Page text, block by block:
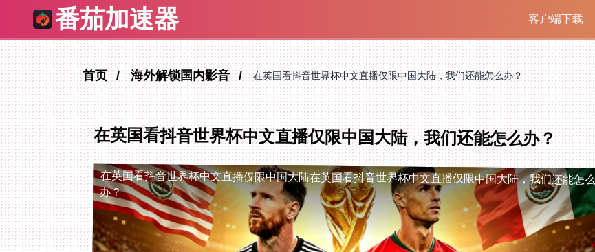
番茄加速器 客户端下载
首页 海外解锁国内影音 在英国看抖音世界杯中文直播仅限中国大陆，我们还能怎么办？
在英国看抖音世界杯中文直播仅限中国大陆，我们还能怎么办？
在英国看抖音世界杯中文直播仅限中国大陆在英国看抖音世界杯中文直播仅限中国大陆，我们还能怎么
办？